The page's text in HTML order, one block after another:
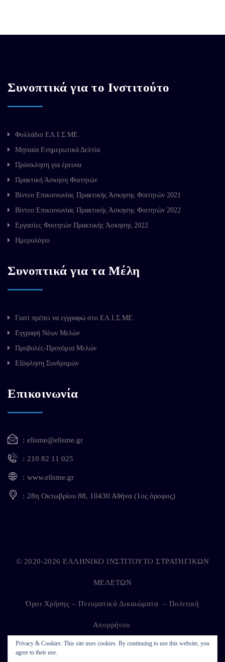
Συνοπτικά για το Ινστιτούτο
Φυλλάδιο ΕΛ.Ι.Σ.ΜΕ.
Μηνιαία Ενημερωτικά Δελτία
Πρόσκληση για έρευνα
Πρακτική Άσκηση Φοιτητών
Βίντεο Επικοινωνίας Πρακτικής Άσκησης Φοιτητών 2021
Βίντεο Επικοινωνίας Πρακτικής Άσκησης Φοιτητών 2022
Εργασίες Φοιτητών Πρακτικής Άσκησης 2022
Ημερολόγιο
Συνοπτικά για τα Μέλη
Γιατί πρέπει να εγγραφώ στο ΕΛ.Ι.Σ.ΜΕ.
Εγγραφή Νέων Μελών
Προβολές-Προνόμια Μελών
Εξόφληση Συνδρομών
Επικοινωνία
elisme@elisme.gr
210 82 11 025
www.elisme.gr
28η Οκτωβρίου 88, 10430 Αθήνα (1ος όροφος)
Privacy & Cookies: This site uses cookies. By continuing to use this website, you
agree to their use.
© 2020-2026 ΕΛΛΗΝΙΚΟ ΙΝΣΤΙΤΟΥΤΟ ΣΤΡΑΤΗΓΙΚΩΝ
ΜΕΛΕΤΩΝ
Όροι Χρήσης – Πνευματικά Δικαιώματα – Πολιτική
Απορρήτου
Developed by